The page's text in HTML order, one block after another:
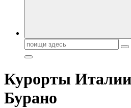
Поиск:
Курорты
Бурано